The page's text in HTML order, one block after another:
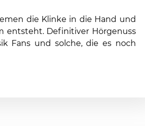
die Klinke in die Hand und
entsteht. Definitiver Hörgenuss
Fans und solche, die es noch